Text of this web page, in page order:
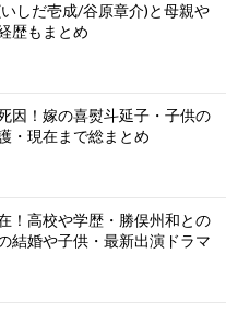
しだ壱成/谷原章介)と母親や
歴もまとめ
因！嫁の喜熨斗延子・子供の
・現在まで総まとめ
！高校や学歴・勝俣州和との
結婚や子供・最新出演ドラマ